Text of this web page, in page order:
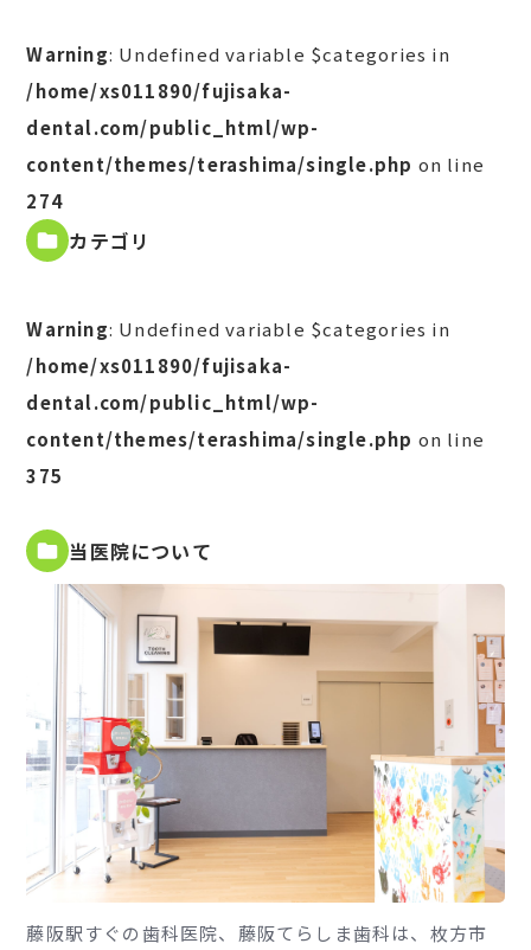
Warning: Undefined variable $categories in
/home/xs011890/fujisaka-
dental.com/public_html/wp-
content/themes/terashima/single.php on line
274
カテゴリ
Warning: Undefined variable $categories in
/home/xs011890/fujisaka-
dental.com/public_html/wp-
content/themes/terashima/single.php on line
375
当医院について
藤阪駅すぐの歯科医院、藤阪てらしま歯科は、枚方市